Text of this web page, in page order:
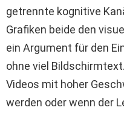
getrennte kognitive
Grafiken beide den
ein Argument für den
ohne viel
Videos mit hoher
werden oder wenn der